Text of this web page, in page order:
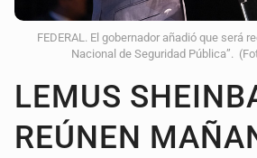
FEDERAL. El gobernador añadió que será
Nacional de Seguridad Pública”.
LEMUS
REÚNEN